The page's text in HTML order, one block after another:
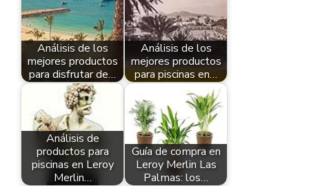
Análisis de los
mejores productos
para disfrutar de…
Análisis de los
mejores productos
para piscinas en…
Análisis de
productos para
piscinas en Leroy
Merlin…
Guía de compra en
Leroy Merlin Las
Palmas: los…